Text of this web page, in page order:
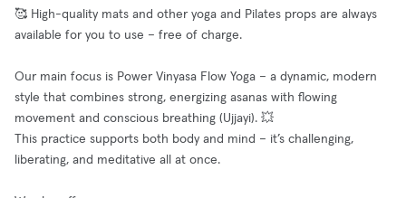
🥰 High-quality mats and other yoga and Pilates props are always
available for you to use – free of charge.
Our main focus is Power Vinyasa Flow Yoga – a dynamic, modern
style that combines strong, energizing asanas with flowing
movement and conscious breathing (Ujjayi). 💥
This practice supports both body and mind – it’s challenging,
liberating, and meditative all at once.